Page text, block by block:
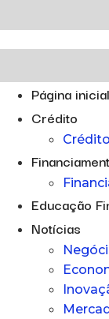
para
o
Página inicial
Crédito
Educação
Notícias